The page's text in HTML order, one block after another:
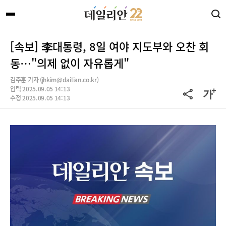
[속보] 李대통령, 8일 여야 지도부와 오찬 회
동…"의제 없이 자유롭게"
김주훈 기자 (jhkim@dailian.co.kr)
입력 2025.09.05 14:13
수정 2025.09.05 14:13